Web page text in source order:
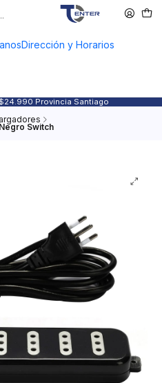
Dirección y Horarios
Provincia Santiago
Switch